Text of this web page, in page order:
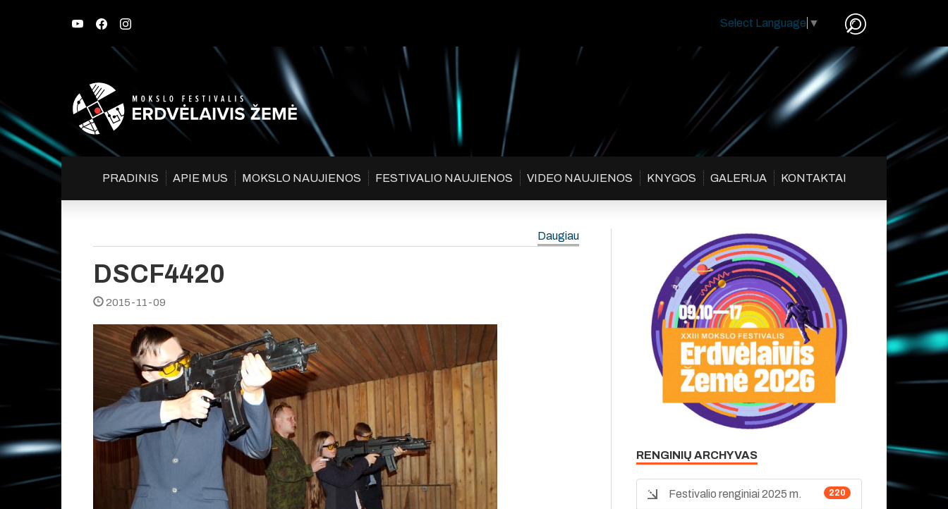
Select Language ▼
PRADINIS APIE MUS MOKSLO NAUJIENOS FESTIVALIO NAUJIENOS VIDEO NAUJIENOS KNYGOS GALERIJA KONTAKTAI
Daugiau
DSCF4420
2015-11-09
RENGINIŲ ARCHYVAS
220
Festivalio renginiai 2025 m.